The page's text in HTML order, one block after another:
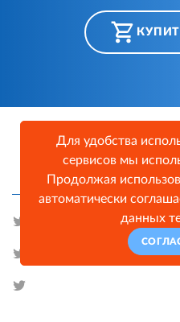
Для удобства
сервисов мы
Продолжая
автоматически
данных